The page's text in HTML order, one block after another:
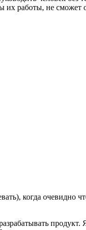
работы, не
когда
продукт.